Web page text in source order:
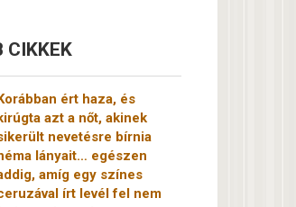
CIKKEK
ért haza, és
azt a nőt, akinek
nevetésre bírnia
lányait… egészen
amíg egy színes
írt levél fel nem